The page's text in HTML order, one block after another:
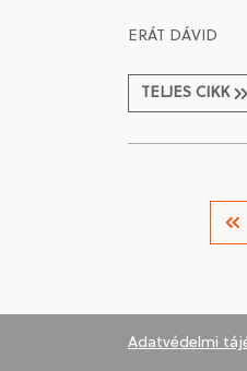
ERÁT DÁVID
TELJES CIKK
Adatvédelmi